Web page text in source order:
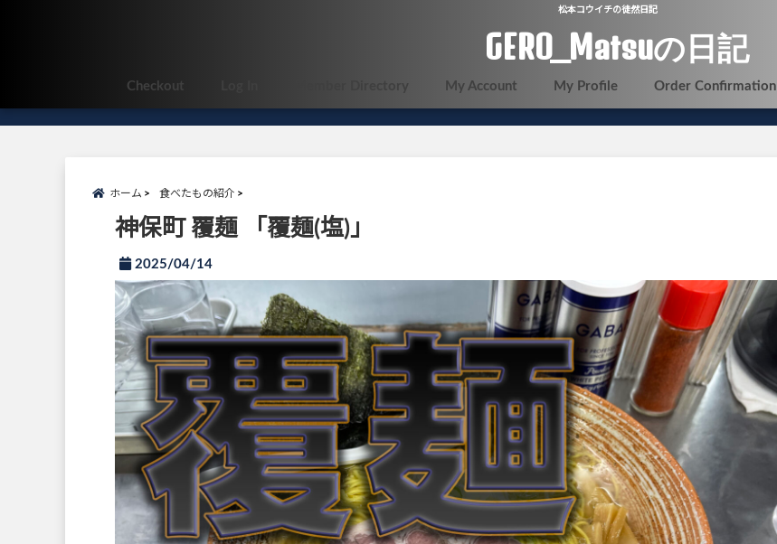
松本コウイチの徒然日記
GERO_Matsuの日記
Checkout My Account My Profile Order Confirmation
ホーム 食べたもの紹介
神保町 覆麺 「覆麺(塩)」
2025/04/14